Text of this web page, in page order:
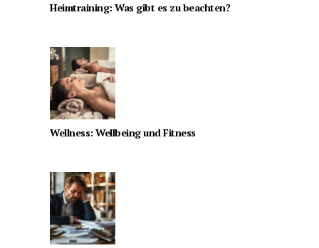
Heimtraining: Was gibt es zu beachten?
Wellness: Wellbeing und Fitness